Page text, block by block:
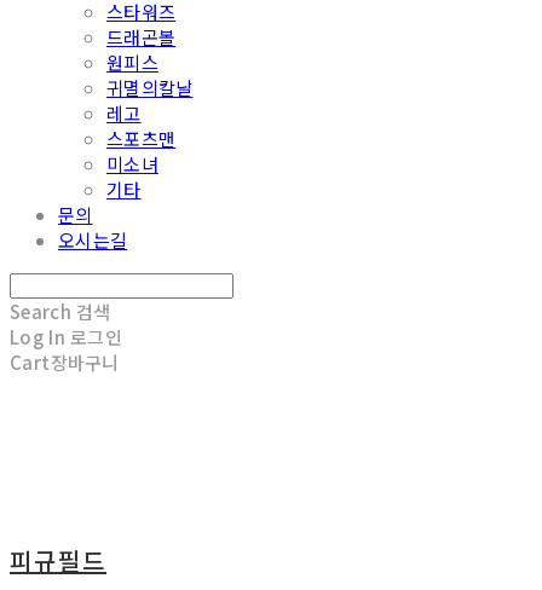
스타워즈
드래곤볼
원피스
귀멸의칼날
레고
스포츠맨
미소녀
기타
문의
오시는길
Search 검색
Log In 로그인
Cart장바구니
피규필드